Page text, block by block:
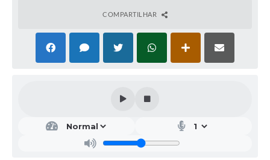
COMPARTILHAR